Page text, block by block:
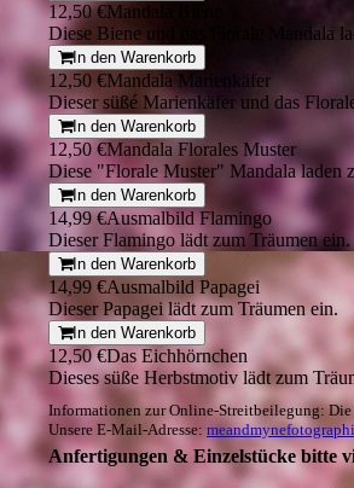
12,50 €Mandala Biene
Diese Biene und das Florale Mandala
In den Warenkorb
12,50 €Mandala Marienkäfer
Dieser süßé Marienkäfer und das
In den Warenkorb
12,50 €Mandala Florales Muster
Diese "Florale Muster" Mandala laden
In den Warenkorb
14,99 €Ausmalbild Flamingo
Dieser Flamingo lädt zum Träumen ein.
In den Warenkorb
14,99 €Ausmalbild Papagei
Dieser Papagei lädt zum Träumen ein.
In den Warenkorb
12,50 €Das Eichhörnchen
Dieses süße Herbstmotiv lädt zum
Informationen zur Online-Streitbeilegung:
Unsere E-Mail-Adresse:
Anfertigungen & Einzelstücke bitte